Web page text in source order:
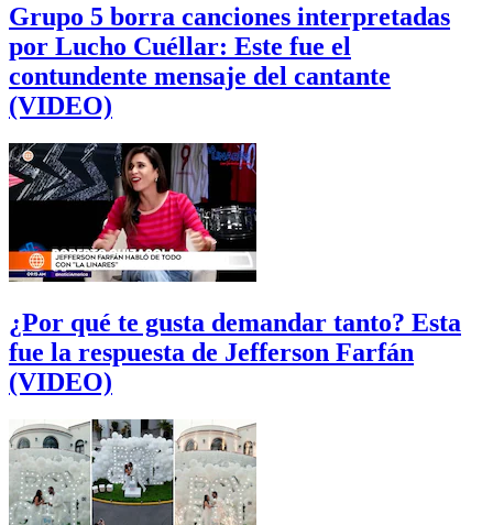
Grupo 5 borra canciones interpretadas
por Lucho Cuéllar: Este fue el
contundente mensaje del cantante
(VIDEO)
¿Por qué te gusta demandar tanto? Esta
fue la respuesta de Jefferson Farfán
(VIDEO)